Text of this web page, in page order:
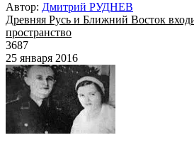
Автор: Дмитрий РУДНЕВ
Древняя Русь и Ближний Восток
пространство
3687
25 января 2016